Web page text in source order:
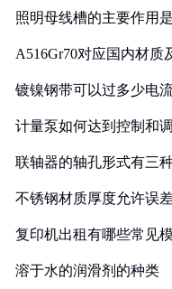
照明母线槽的主要作用
A516Gr70对应国内材质
镀镍钢带可以过多少电
计量泵如何达到控制和
联轴器的轴孔形式有三
不锈钢材质厚度允许误
复印机出租有哪些常见
溶于水的润滑剂的种类